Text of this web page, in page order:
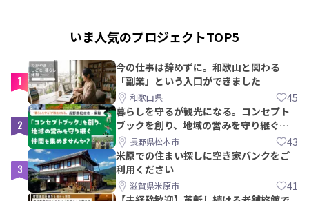
いま人気のプロジェクトTOP5
1
今の仕事は辞めずに。和歌山と関わる
「副業」という入口ができました
和歌山県 45
2
暮らしを守るが観光になる。コンセプト
ブックを創り、地域の営みを守り継ぐ仲
間を集めませんか？
長野県松本市 43
3
米原での住まい探しに空き家バンクをご
利用ください
滋賀県米原市 41